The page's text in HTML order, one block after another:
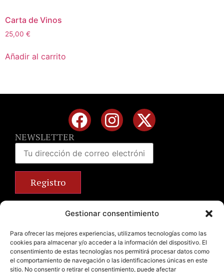
Gestionar consentimiento
Para ofrecer las mejores experiencias, utilizamos tecnologías como las
cookies para almacenar y/o acceder a la información del dispositivo. El
consentimiento de estas tecnologías nos permitirá procesar datos como
el comportamiento de navegación o las identificaciones únicas en este
sitio. No consentir o retirar el consentimiento, puede afectar
Carta de Vinos
25,00 €
Añadir al carrito
NEWSLETTER
+34 963 672 314
info@emilianobodega.com
Parking gratuito